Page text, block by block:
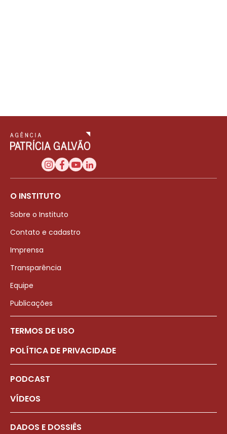
O INSTITUTO
Sobre o Instituto
Contato e cadastro
Imprensa
Transparência
Equipe
Publicações
TERMOS DE USO
POLÍTICA DE PRIVACIDADE
PODCAST
VÍDEOS
DADOS E DOSSIÊS